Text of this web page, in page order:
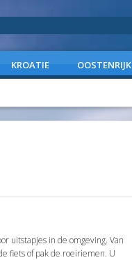
KROATIE OOSTENRIJK
uitstapjes in de omgeving. Van
fiets of pak de roeiriemen. U